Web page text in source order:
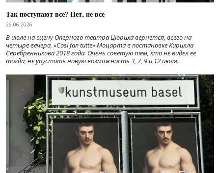
Так поступают все? Нет, не все
26.06.2026
В июле на сцену Оперного театра Цюриха вернется, всего на
четыре вечера, «Cosí fan tutte» Моцарта в постановке Кирилла
Серебренникова 2018 года. Очень советую тем, кто не видел ее
тогда, не упустить новую возможность 3, 7, 9 и 12 июля.